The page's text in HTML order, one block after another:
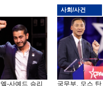
-사예드 승리
사회/사건
국무부, 모스